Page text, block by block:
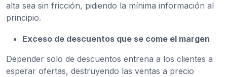
alta sea sin fricción, pidiendo la mínima información al
principio.
Exceso de descuentos que se come el margen
Depender solo de descuentos entrena a los clientes a
esperar ofertas, destruyendo las ventas a precio